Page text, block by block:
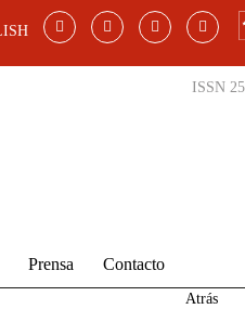
ISSN
Prensa Contacto
Atrás